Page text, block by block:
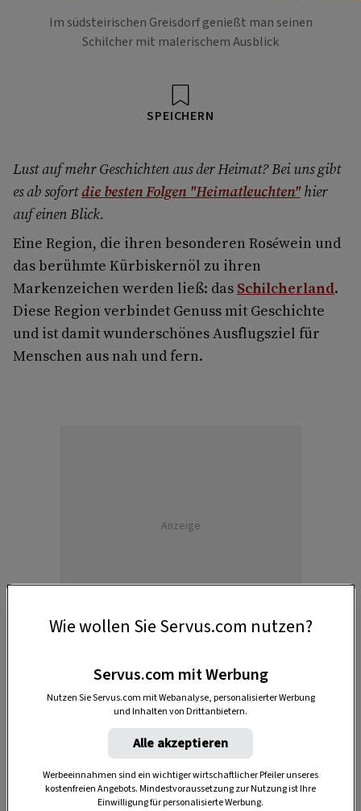
Im südsteirischen Greisdorf genießt man seinen
Schilcher mit malerischem Ausblick
SPEICHERN
Lust auf mehr Geschichten aus der Heimat? Bei uns gibt
es ab sofortdie besten Folgen "Heimatleuchten"hier
auf einen Blick.
Eine Region, die ihren besonderen Roséwein und
das berühmte Kürbiskernöl zu ihren
Markenzeichen werden ließ: das Schilcherland.
Diese Region verbindet Genuss mit Geschichte
und ist damit wunderschönes Ausflugsziel für
Menschen aus nah und fern.
Anzeige
„Heimatleuchten“ist immer
freitags ab
auf ServusTV zu sehen. Weitere Infos und die
Sendungen zum Nachsehen gibt es
servustv.com/heimatleuchten.
Wie wollen Sie Servus.com nutzen?
Servus.com mit Werbung
Nutzen Sie Servus.com mit Webanalyse, personalisierter Werbung
und Inhalten von Drittanbietern.
Alle akzeptieren
Werbeeinnahmen sind ein wichtiger wirtschaftlicher Pfeiler unseres
kostenfreien Angebots. Mindestvoraussetzung zur Nutzung ist Ihre
Einwilligung für personalisierte Werbung.